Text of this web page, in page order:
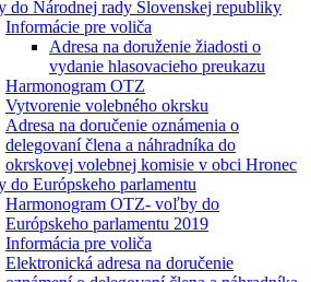
do Národnej rady Slovenskej republiky
Informácie pre voliča
Adresa na doruženie žiadosti o
vydanie hlasovacieho preukazu
Harmonogram OTZ
Vytvorenie volebného okrsku
Adresa na doručenie oznámenia o
delegovaní člena a náhradníka do
okrskovej volebnej komisie v obci Hronec
do Európskeho parlamentu
Harmonogram OTZ- voľby do
Európskeho parlamentu 2019
Informácia pre voliča
Elektronická adresa na doručenie